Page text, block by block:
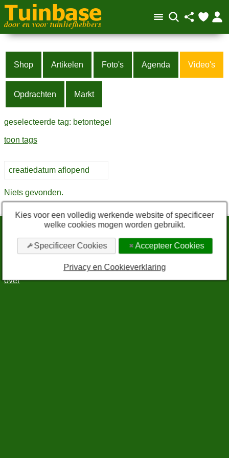
Shop Artikelen Foto's Agenda Video's
Opdrachten Markt
geselecteerde tag: betontegel
toon tags
Niets gevonden.
privacy en cookieverklaring
algemene voorwaarden
over
Kies voor een volledig werkende website of specificeer
welke cookies mogen worden gebruikt.
Specificeer Cookies Accepteer Cookies
Privacy en Cookieverklaring